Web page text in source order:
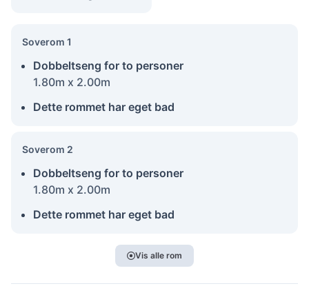
Soverom 1
Dobbeltseng for to personer
1.80m x 2.00m
Dette rommet har eget bad
Soverom 2
Dobbeltseng for to personer
1.80m x 2.00m
Dette rommet har eget bad
Vis alle rom